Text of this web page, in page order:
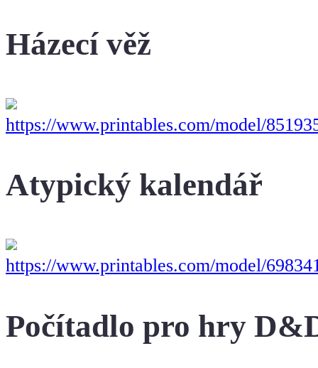
Házecí věž
https://www.printables.com/model/
Atypický kalendář
https://www.printables.com/model/
Počítadlo pro hry